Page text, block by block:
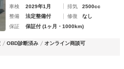
車検
2029年1月 排気
2500cc
整備
法定整備付 修復
なし
保証
保証付 (1ヶ月・1000km)
OBD診断済み
オンライン商談可